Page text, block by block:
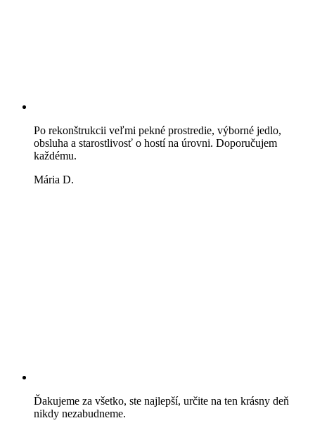
Po rekonštrukcii veľmi pekné prostredie, výborné jedlo,
obsluha a starostlivosť o hostí na úrovni. Doporučujem
každému.
Mária D.
Ďakujeme za všetko, ste najlepší, určite na ten krásny deň
nikdy nezabudneme.